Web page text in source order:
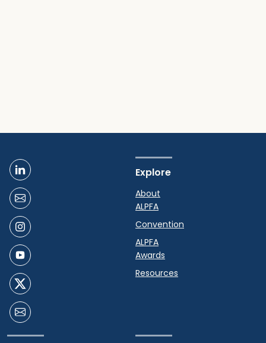
Explore
About
ALPFA
Convention
ALPFA
Awards
Resources